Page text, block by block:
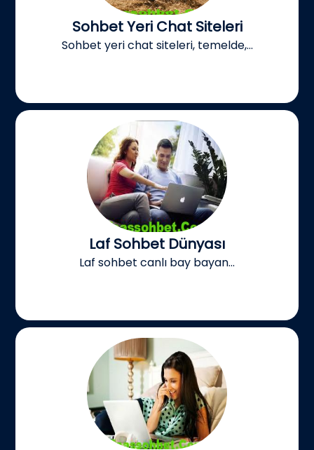
Sohbet Yeri Chat Siteleri
Sohbet yeri chat siteleri, temelde,...
Laf Sohbet Dünyası
Laf sohbet canlı bay bayan...